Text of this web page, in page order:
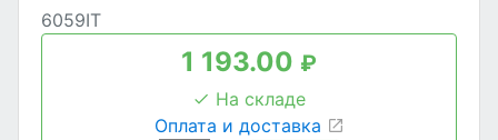
6059IT
1 193.00 ₽
На складе
Оплата и доставка